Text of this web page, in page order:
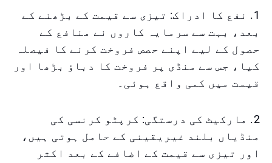
1. نفع کا ادراک: تیزی سے قیمت کے بڑھنے کے
بعد، بہت سے سرمایہ کاروں نے منافع کے
حصول کے لیے اپنے حصص فروخت کرنے کا فیصلہ
کیا، جس سے منڈی پر فروخت کا دباؤ بڑھا اور
قیمت میں کمی واقع ہوئی۔
2. مارکیٹ کی درستگی: کرپٹو کرنسی کی
منڈیاں بلند غیریقینی کے حامل ہوتی ہیں،
اور تیزی سے قیمت کے اضافے کے بعد اکثر